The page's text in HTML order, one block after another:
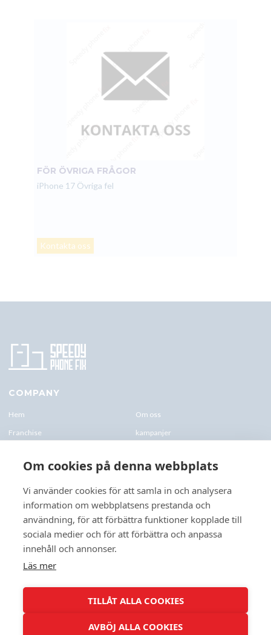
FÖR ÖVRIGA FRÅGOR
iPhone 17 Övriga fel
Kontakta oss
COMPANY
Hem Om oss
Franchise kampanjer
Företagskund & Utbildning FAQs
CONTACTS
+46 070 0122 333
Företagsvägen 10, 227 61 Lund
Lund@speedyphonefix.net
Om cookies på denna webbplats
Vi använder cookies för att samla in och analysera
information om webbplatsens prestanda och
användning, för att förbättra funktioner kopplade till
sociala medier och för att förbättra och anpassa
innehåll och annonser.
Läs mer
TILLÅT ALLA COOKIES
AVBÖJ ALLA COOKIES